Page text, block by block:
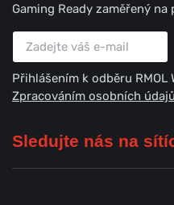
Gaming Ready zaměřený
Přihlášením k odběru RMOL
Zpracováním osobních údajů
Sledujte nás na